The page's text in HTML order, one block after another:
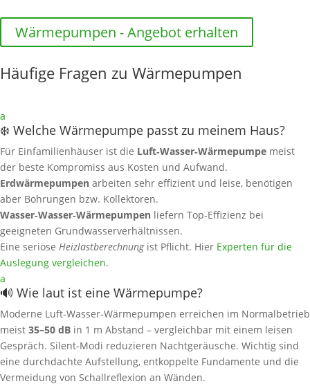
Wärmepumpen - Angebot erhalten
Häufige Fragen zu Wärmepumpen
a
❄️ Welche Wärmepumpe passt zu meinem Haus?
Für Einfamilienhäuser ist die Luft‑Wasser‑Wärmepumpe meist
der beste Kompromiss aus Kosten und Aufwand.
Erdwärmepumpen arbeiten sehr effizient und leise, benötigen
aber Bohrungen bzw. Kollektoren.
Wasser‑Wasser‑Wärmepumpen liefern Top‑Effizienz bei
geeigneten Grundwasserverhältnissen.
Eine seriöse Heizlastberechnungist Pflicht. Hier Experten für die
Auslegung vergleichen.
a
🔊 Wie laut ist eine Wärmepumpe?
Moderne Luft‑Wasser‑Wärmepumpen erreichen im Normalbetrieb
meist 35–50 dB in 1 m Abstand – vergleichbar mit einem leisen
Gespräch. Silent‑Modi reduzieren Nachtgeräusche. Wichtig sind
eine durchdachte Aufstellung, entkoppelte Fundamente und die
Vermeidung von Schallreflexion an Wänden.